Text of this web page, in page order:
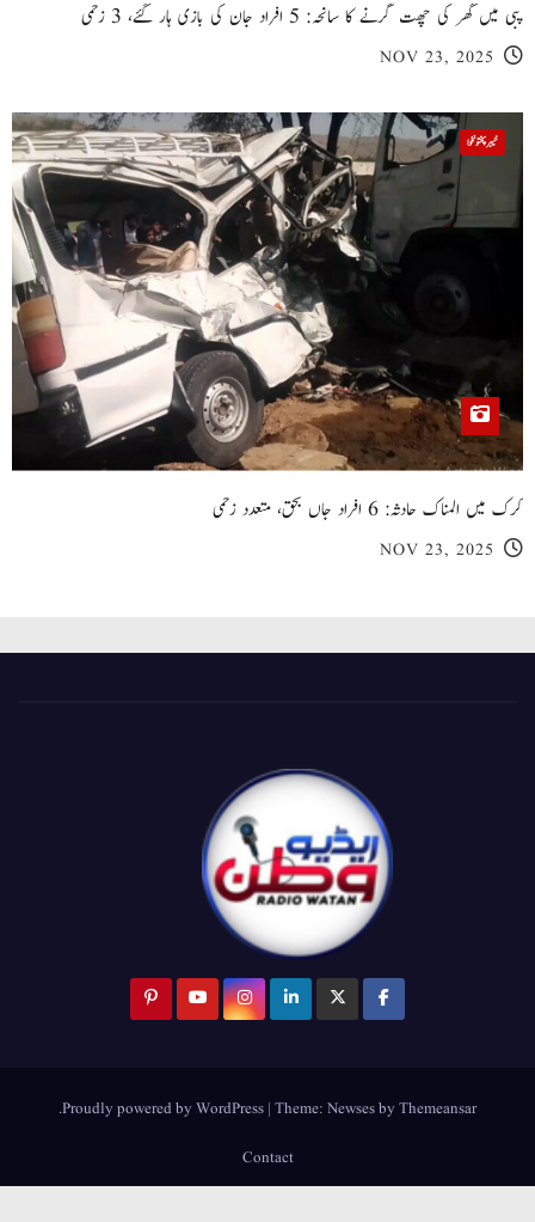
پبی میں گھر کی چھت گرنے کا سانحہ: 5 افراد جان کی بازی ہار گئے، 3 زخمی
NOV 23, 2025
خیبر پختونخوا
کرک میں المناک حادثہ: 6 افراد جاں بحق، متعدد زخمی
NOV 23, 2025
Proudly powered by WordPress |Theme:NewsesbyThemeansar
.
Contact